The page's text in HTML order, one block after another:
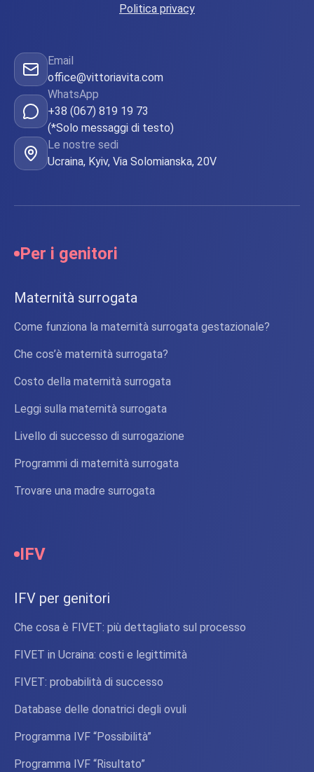
Politica privacy
Email
office@vittoriavita.com
WhatsApp
+38 (067) 819 19 73
(*Solo messaggi di testo)
Le nostre sedi
Ucraina, Kyiv, Via Solomianska, 20V
Per i genitori
Maternità surrogata
Come funziona la maternità surrogata gestazionale?
Che cos’è maternità surrogata?
Costo della maternità surrogata
Leggi sulla maternità surrogata
Livello di successo di surrogazione
Programmi di maternità surrogata
Trovare una madre surrogata
IFV
IFV per genitori
Che cosa è FIVET: più dettagliato sul processo
FIVET in Ucraina: costi e legittimità
FIVET: probabilità di successo
Database delle donatrici degli ovuli
Programma IVF “Possibilità”
Programma IVF “Risultato”